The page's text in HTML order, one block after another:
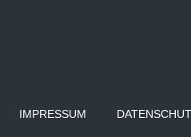
IMPRESSUM